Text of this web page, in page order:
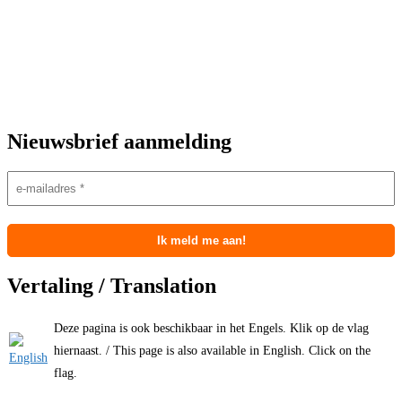
Nieuwsbrief aanmelding
Vertaling / Translation
Deze pagina is ook beschikbaar in het Engels. Klik op de vlag
hiernaast. / This page is also available in English. Click on the
flag.